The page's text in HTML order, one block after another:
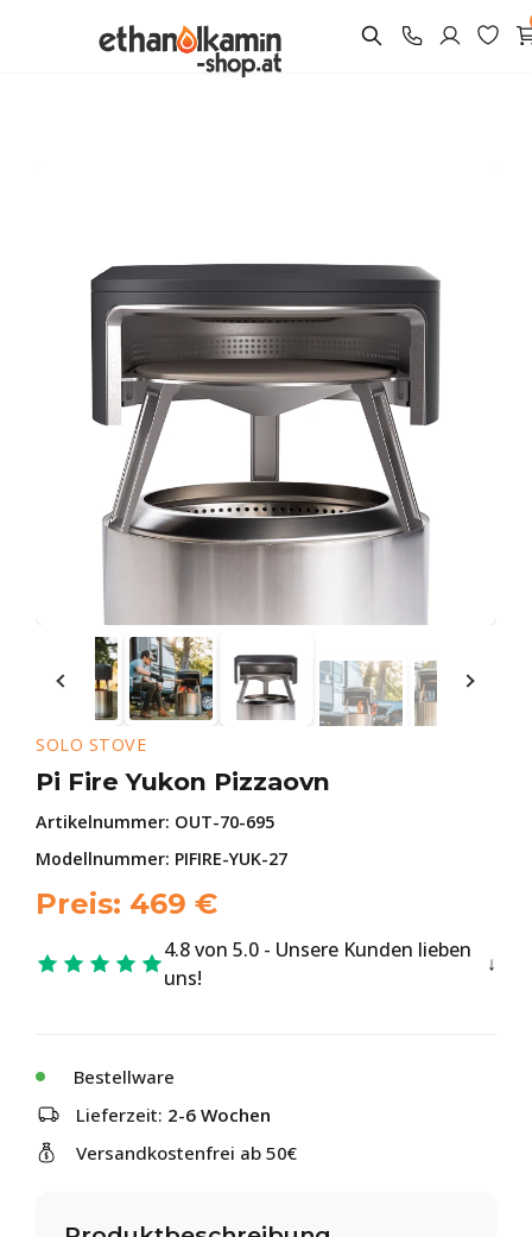
SOLO STOVE
Pi Fire Yukon Pizzaovn
Artikelnummer: OUT-70-695
Modellnummer: PIFIRE-YUK-27
Preis: 469 €
4.8 von 5.0 - Unsere Kunden lieben
uns!
Bestellware
Lieferzeit: 2-6 Wochen
Versandkostenfrei ab 50€